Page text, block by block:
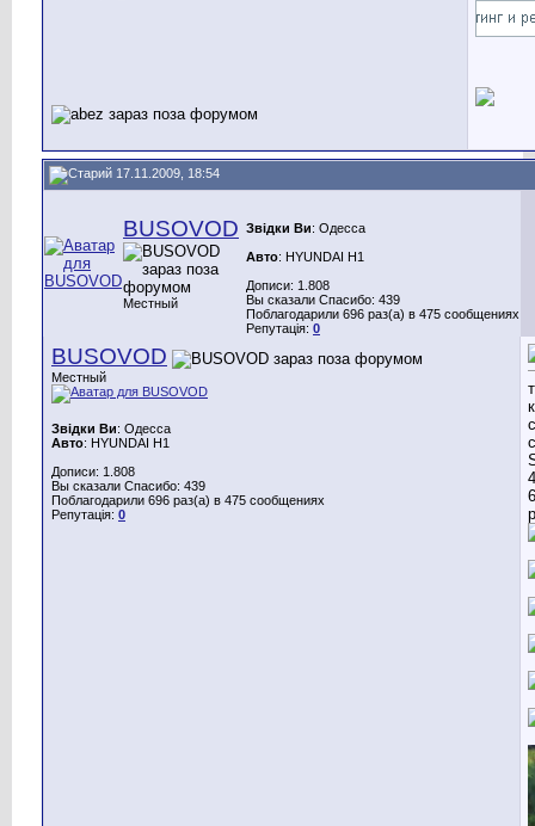
17.11.2009, 18:54
BUSOVOD
Местный
Звідки Ви: Одесса
Авто: HYUNDAI H1
Дописи: 1.808
Вы сказали Спасибо: 439
Поблагодарили 696 раз(а) в 475 сообщениях
Репутація: 0
BUSOVOD
Местный
Звідки Ви: Одесса
Авто: HYUNDAI H1
Дописи: 1.808
Вы сказали Спасибо: 439
Поблагодарили 696 раз(а) в 475 сообщениях
Репутація: 0